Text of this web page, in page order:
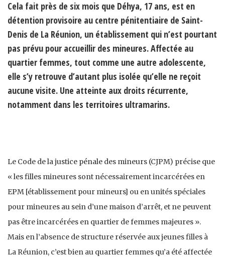
Cela fait près de six mois que Déhya, 17 ans, est en
détention provisoire au centre pénitentiaire de Saint-
Denis de La Réunion, un établissement qui n’est pourtant
pas prévu pour accueillir des mineures. Affectée au
quartier femmes, tout comme une autre adolescente,
elle s’y retrouve d’autant plus isolée qu’elle ne reçoit
aucune visite. Une atteinte aux droits récurrente,
notamment dans les territoires ultramarins.
Le Code de la justice pénale des mineurs (CJPM) précise que
« les filles mineures sont nécessairement incarcérées en
EPM [établissement pour mineurs] ou en unités spéciales
pour mineures au sein d’une maison d’arrêt, et ne peuvent
pas être incarcérées en quartier de femmes majeures ».
Mais en l’absence de structure réservée aux jeunes filles à
La Réunion, c’est bien au quartier femmes qu’a été affectée